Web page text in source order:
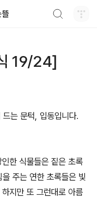
19/24]
는 문턱, 입동입니다.
한 식물들은 짙은 초록
주는 연한 초록들은 빛
지만 또 그런대로 아름